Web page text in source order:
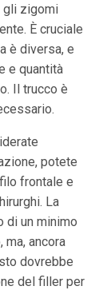
gli zigomi
È cruciale
è diversa, e
e quantità
Il trucco è
potete
frontale e
La
di un minimo
ancora
dovrebbe
del filler per